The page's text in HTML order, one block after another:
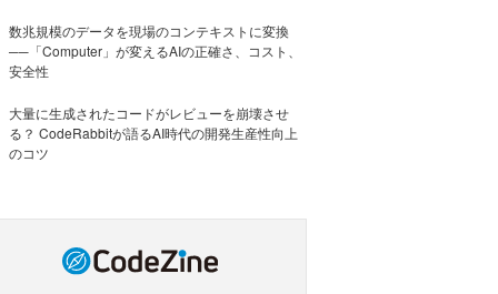
数兆規模のデータを現場のコンテキストに変換
──「Computer」が変えるAIの正確さ、コスト、
安全性
大量に生成されたコードがレビューを崩壊させ
る？ CodeRabbitが語るAI時代の開発生産性向上
のコツ